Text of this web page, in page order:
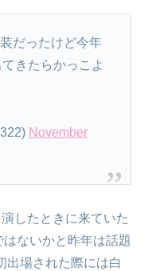
だったけど今年
きたらかっこよ
November
したときに来ていた
ないかと昨年は話題
出場された際には白